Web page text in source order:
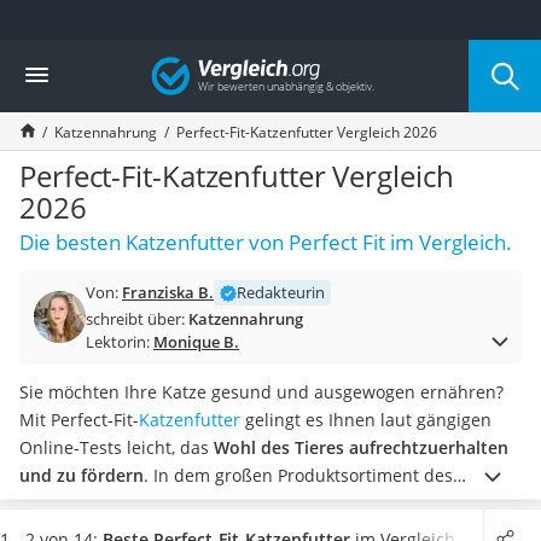
Die beliebtesten Vergleiche nach Kategorie
Drogerie
Inhalator
Haarschneider
Rollator
Braun Rasierer
Katzenklappe (Chip)
Rasierer
Massagepistole
Epilierer
Eiweißpulver
Magnesiumpräparat
Katzenklappe
Nackenmassagegerät
Zeckenschutz Katze
Vergleich
Katzennahrung Perfect-Fit-Katzenfutter Vergleich 2026
Perfect-Fit-Katzenfutter Vergleich
2026
Die besten Katzenfutter von Perfect Fit im Vergleich.
Von: Franziska B.
Redakteurin
schreibt über: Katzennahrung
Lektorin: Monique B.
Sie möchten Ihre Katze gesund und ausgewogen ernähren?
Mit Perfect-Fit-Katzenfutter gelingt es Ihnen laut gängigen
Online-Tests leicht, das Wohl des Tieres aufrechtzuerhalten
und zu fördern. In dem großen Produktsortiment des
Herstellers sind verschiedene Sorten und
Geschmacksrichtungen vertreten. So ist mit Sicherheit auch